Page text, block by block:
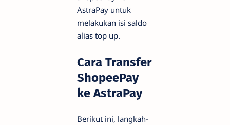
AstraPay untuk
melakukan isi saldo
alias top up.
Cara Transfer
ShopeePay
ke AstraPay
Berikut ini, langkah-